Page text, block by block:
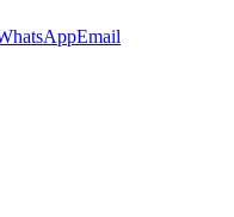
Email